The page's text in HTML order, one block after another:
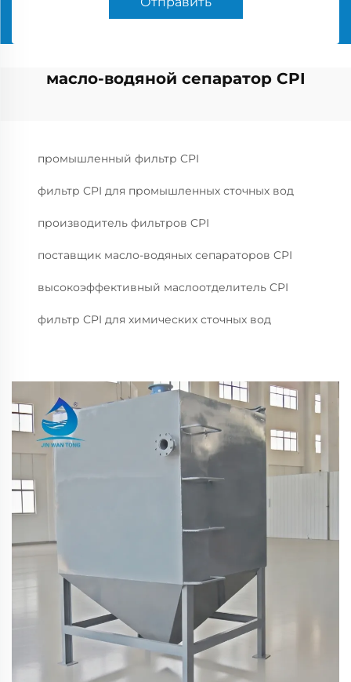
масло-водяной сепаратор CPI
промышленный фильтр CPI
фильтр CPI для промышленных сточных вод
производитель фильтров CPI
поставщик масло-водяных сепараторов CPI
высокоэффективный маслоотделитель CPI
фильтр CPI для химических сточных вод